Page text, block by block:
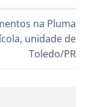
na Pluma
unidade de
Toledo/PR